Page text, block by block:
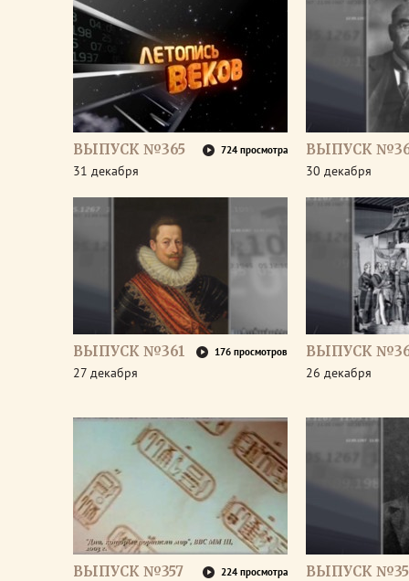
ВЫПУСК №365 724 просмотра
31 декабря
ВЫПУСК
30 декабря
ВЫПУСК №361 176 просмотров
27 декабря
ВЫПУСК
26 декабря
ВЫПУСК №357 224 просмотра ВЫПУСК